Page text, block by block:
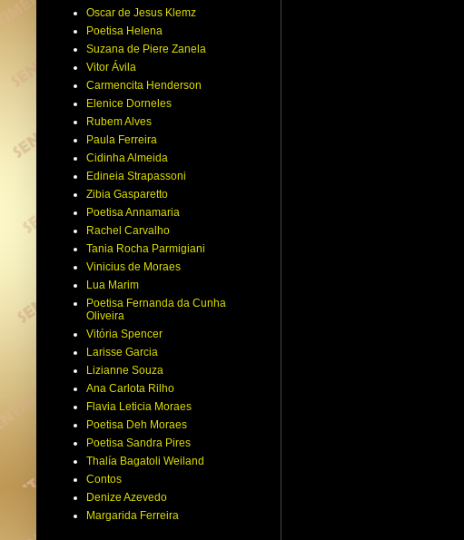
Oscar de Jesus Klemz
Poetisa Helena
Suzana de Piere Zanela
Vitor Ávila
Carmencita Henderson
Elenice Dorneles
Rubem Alves
Paula Ferreira
Cidinha Almeida
Edineia Strapassoni
Zibia Gasparetto
Poetisa Annamaria
Rachel Carvalho
Tania Rocha Parmigiani
Vinicius de Moraes
Lua Marim
Poetisa Fernanda da Cunha
Oliveira
Vitória Spencer
Larisse Garcia
Lizianne Souza
Ana Carlota Rilho
Flavia Leticia Moraes
Poetisa Deh Moraes
Poetisa Sandra Pires
Thalía Bagatoli Weiland
Contos
Denize Azevedo
Margarida Ferreira